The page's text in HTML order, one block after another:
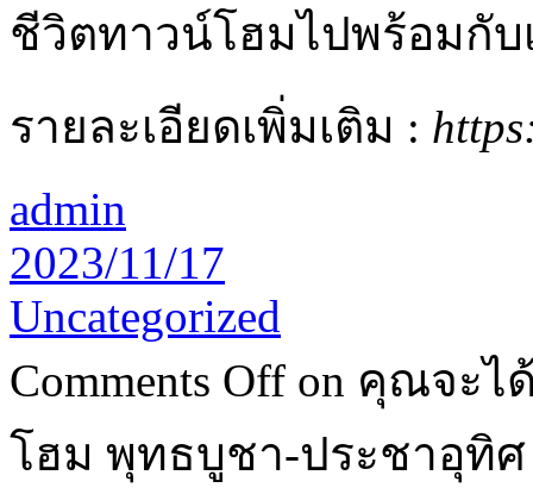
ชีวิตทาวน์โฮมไปพร้อมกับ
รายละเอียดเพิ่มเติม :
admin
2023/11/17
Uncategorized
Comments Off on คุณจะไ
โฮม พุทธบูชา-ประชาอุทิศ